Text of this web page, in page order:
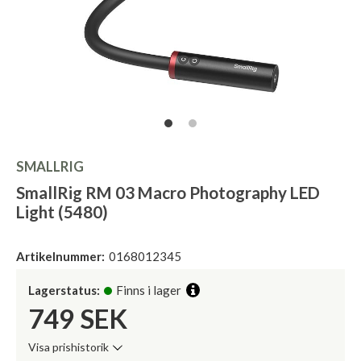
SMALLRIG
SmallRig RM 03 Macro Photography LED
Light (5480)
Artikelnummer: 0168012345
Lagerstatus: Finns i lager
749 SEK
Visa prishistorik